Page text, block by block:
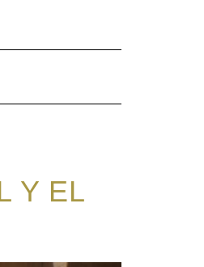
Y EL